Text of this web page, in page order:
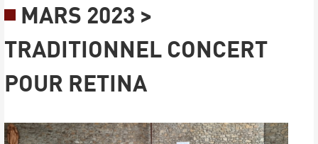
MARS 2023 >
TRADITIONNEL CONCERT
POUR RETINA